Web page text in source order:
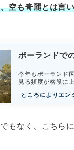
空も奇麗とは言
ポーランドで
今年もポーランド
見る頻度が格段に
ところによりエン
もなく、こちら